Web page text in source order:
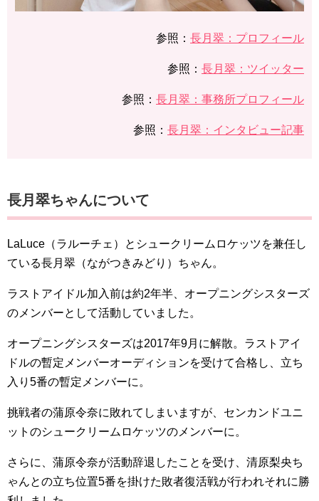
参照： ​長月翠：プロフィール
参照： ​​​​​​長月翠：ツイッター
参照： 長月翠：事務所プロフィール
参照： 長月翠：インタビュー記事
​​​​​​​​​​​​​​​​​​​​​​​​​​​​​長月翠ちゃんについて
LaLuce（ラルーチェ）とシュークリームロケッツを兼任し
ている​​​​​​​​​​​​長月翠（ながつきみどり）ちゃん。
ラストアイドル加入前は約2年半、オープニングシスターズ
のメンバーとして活動していました。
オープニングシスターズは2017年9月に解散。ラストアイ
ドルの暫定メンバーオーディションを受けて合格し、立ち
入り5番の暫定メンバーに。
挑戦者の蒲原令奈に敗れてしまいますが、センカンドユニ
ットのシュークリームロケッツのメンバーに。
さらに、蒲原令奈が活動辞退したことを受け、清原梨央ち
ゃんとの立ち位置5番を掛けた敗者復活戦が行われそれに勝